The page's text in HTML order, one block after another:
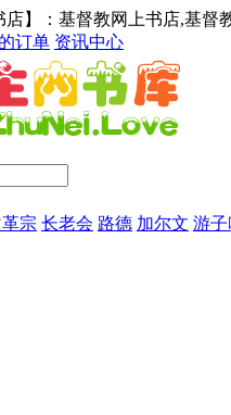
】：基督教网上书店,基督
订单 资讯中心
宗 长老会 路德 加尔文 游子